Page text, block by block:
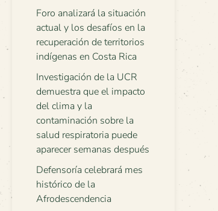
Foro analizará la situación
actual y los desafíos en la
recuperación de territorios
indígenas en Costa Rica
Investigación de la UCR
demuestra que el impacto
del clima y la
contaminación sobre la
salud respiratoria puede
aparecer semanas después
Defensoría celebrará mes
histórico de la
Afrodescendencia